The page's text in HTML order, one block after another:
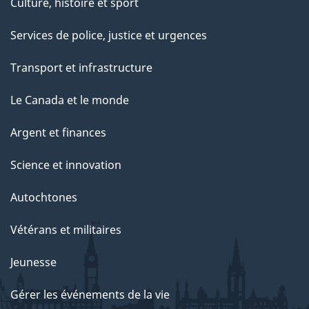
Culture, histoire et sport
Services de police, justice et urgences
Transport et infrastructure
Le Canada et le monde
Argent et finances
Science et innovation
Autochtones
Vétérans et militaires
Jeunesse
Gérer les événements de la vie